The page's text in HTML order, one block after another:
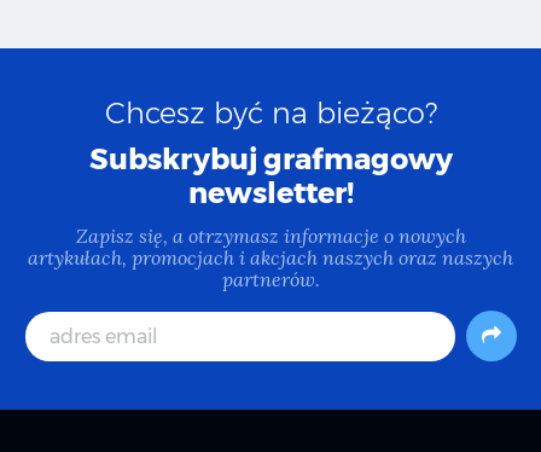
Chcesz być na bieżąco?
Subskrybuj grafmagowy
newsletter!
Zapisz się, a otrzymasz informacje o nowych
artykułach, promocjach i akcjach naszych oraz naszych
partnerów.